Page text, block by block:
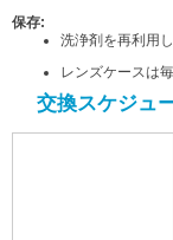
保存:
洗浄剤を再利用
レンズケースは
交換スケジュ